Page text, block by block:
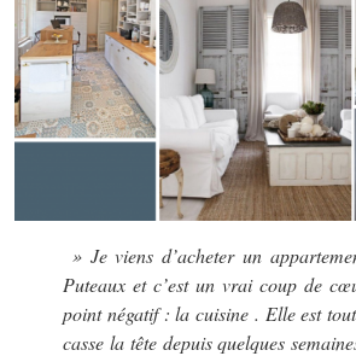
» Je viens d’acheter un
Puteaux et c’est un vrai coup de
point négatif : la cuisine . Elle est
casse la tête depuis quelques